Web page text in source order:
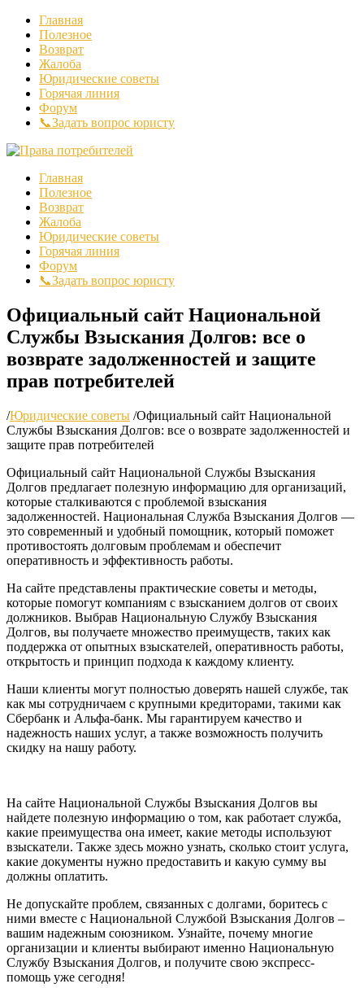
Главная
Полезное
Возврат
Жалоба
Юридические советы
Горячая линия
Форум
📞Задать вопрос юристу
Главная
Полезное
Возврат
Жалоба
Юридические советы
Горячая линия
Форум
📞Задать вопрос юристу
Официальный сайт Национальной
Службы Взыскания Долгов: все о
возврате задолженностей и защите
прав потребителей
/Юридические советы /Официальный сайт Национальной
Службы Взыскания Долгов: все о возврате задолженностей и
защите прав потребителей
Официальный сайт Национальной Службы Взыскания
Долгов предлагает полезную информацию для организаций,
которые сталкиваются с проблемой взыскания
задолженностей. Национальная Служба Взыскания Долгов —
это современный и удобный помощник, который поможет
противостоять долговым проблемам и обеспечит
оперативность и эффективность работы.
На сайте представлены практические советы и методы,
которые помогут компаниям с взысканием долгов от своих
должников. Выбрав Национальную Службу Взыскания
Долгов, вы получаете множество преимуществ, таких как
поддержка от опытных взыскателей, оперативность работы,
открытость и принцип подхода к каждому клиенту.
Наши клиенты могут полностью доверять нашей службе, так
как мы сотрудничаем с крупными кредиторами, такими как
Сбербанк и Альфа-банк. Мы гарантируем качество и
надежность наших услуг, а также возможность получить
скидку на нашу работу.
На сайте Национальной Службы Взыскания Долгов вы
найдете полезную информацию о том, как работает служба,
какие преимущества она имеет, какие методы используют
взыскатели. Также здесь можно узнать, сколько стоит услуга,
какие документы нужно предоставить и какую сумму вы
должны оплатить.
Не допускайте проблем, связанных с долгами, боритесь с
ними вместе с Национальной Службой Взыскания Долгов –
вашим надежным союзником. Узнайте, почему многие
организации и клиенты выбирают именно Национальную
Службу Взыскания Долгов, и получите свою экспресс-
помощь уже сегодня!